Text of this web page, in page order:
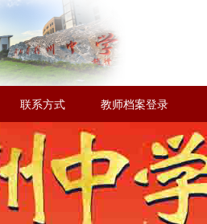
联系方式 教师档案登录